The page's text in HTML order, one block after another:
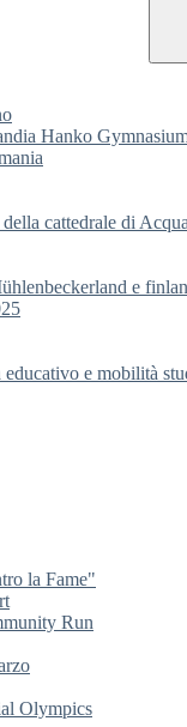
Hanko
cattedrale di
e
e mobilità
la Fame"
Run
Olympics